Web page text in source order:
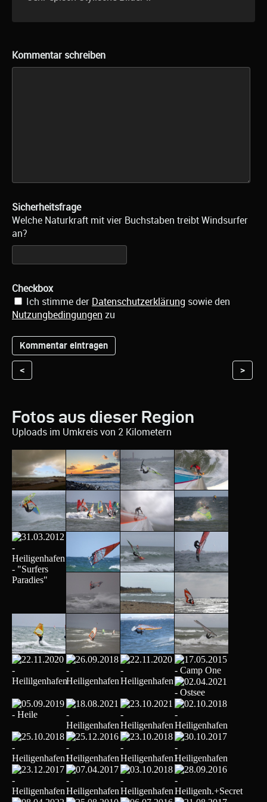
Kommentar schreiben
Sicherheitsfrage
Welche Naturkraft mit vier Buchstaben treibt Windsurfer
an?
Checkbox
Ich stimme der Datenschutzerklärung sowie den
Nutzungbedingungen zu
< >
Fotos aus dieser Region
Uploads im Umkreis von 2 Kilometern